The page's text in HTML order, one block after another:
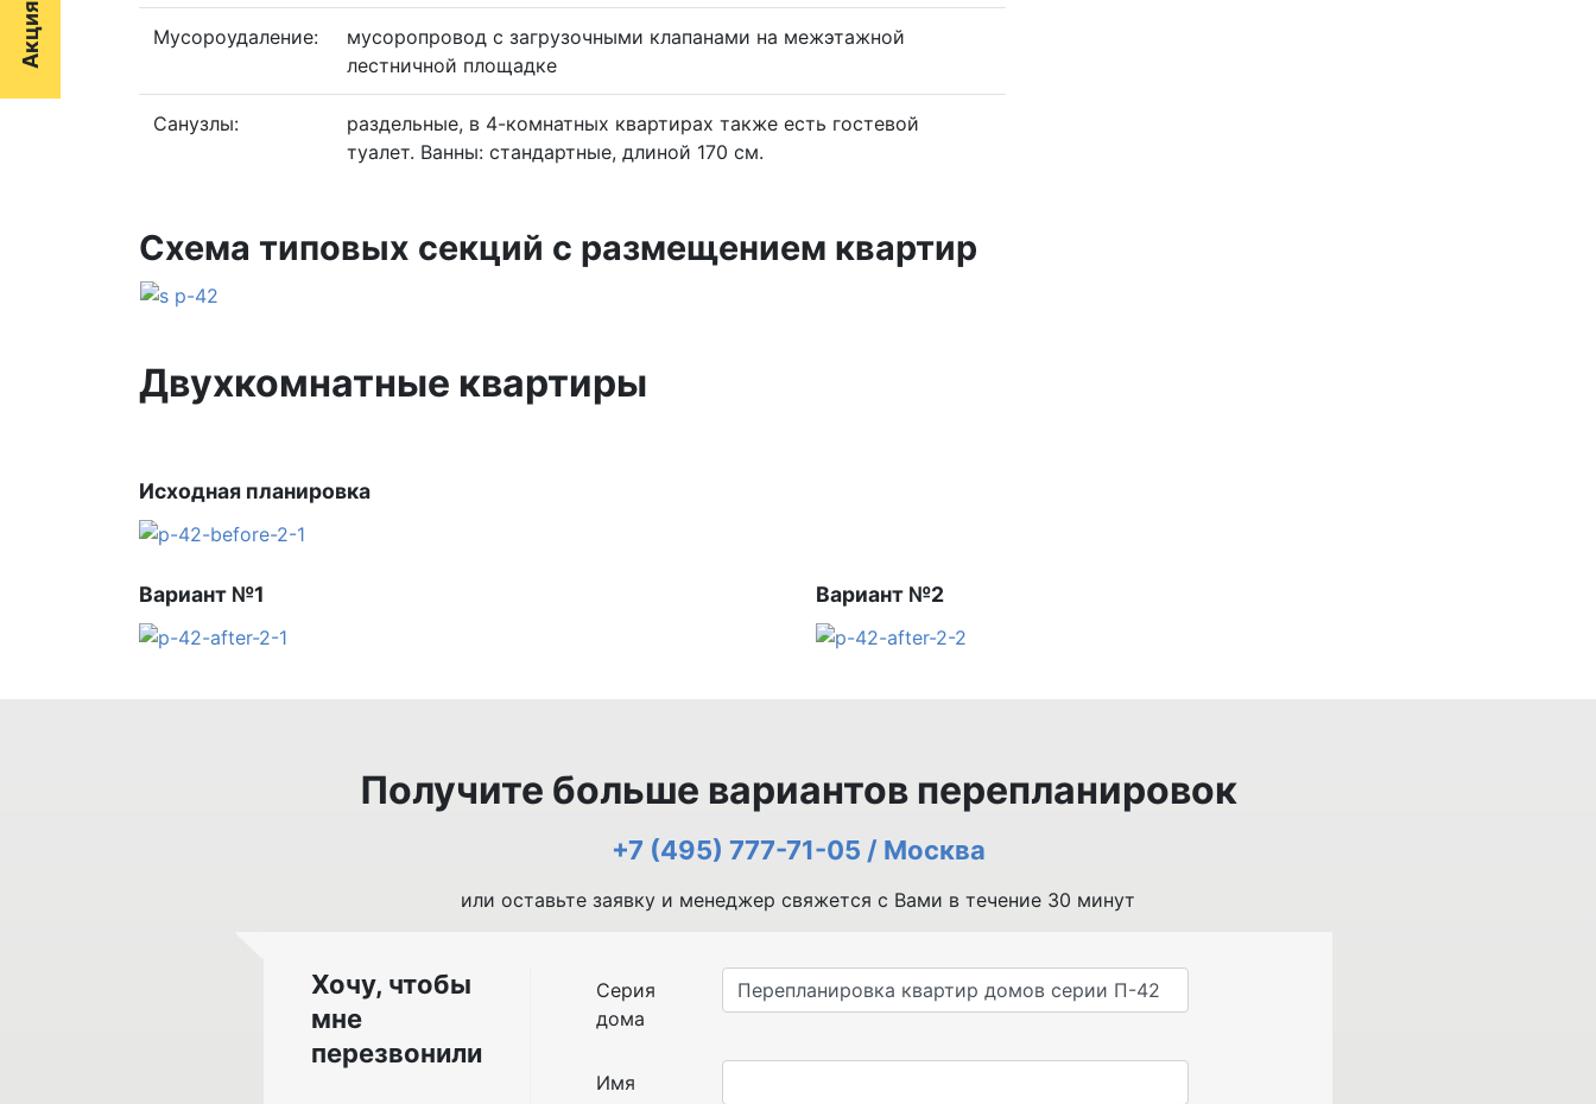
Мусороудаление:
мусоропровод с загрузочными клапанами на межэтажной
лестничной площадке
Санузлы:
раздельные, в 4-комнатных квартирах также есть гостевой
туалет. Ванны: стандартные, длиной 170 см.
Схема типовых секций с размещением квартир
Двухкомнатные квартиры
Исходная планировка
Вариант №1 Вариант №2
Получите больше вариантов перепланировок
+7 (495) 777-71-05 / Москва
или оставьте заявку и менеджер свяжется с Вами в течение 30 минут
Хочу, чтобы
мне
перезвонили
Серия
дома
Имя
Акция